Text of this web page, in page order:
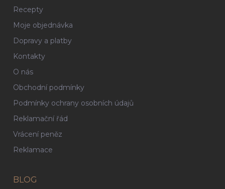
Recepty
Moje objednávka
Dopravy a platby
Kontakty
O nás
Obchodní podmínky
Podmínky ochrany osobních údajů
Reklamační řád
Vrácení peněz
Reklamace
BLOG